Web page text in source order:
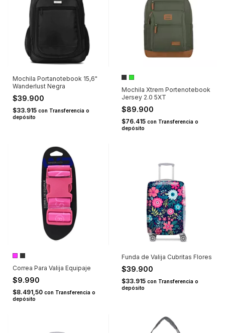
Mochila Portanotebook 15,6"
Wanderlust Negra
$39.900
$33.915 con Transferencia o
depósito
Mochila Xtrem Portenotebook
Jersey 2.0 5XT
$89.900
$76.415 con Transferencia o
depósito
Correa Para Valija Equipaje
$9.990
$8.491,50 con Transferencia o
depósito
Funda de Valija Cubritas Flores
$39.900
$33.915 con Transferencia o
depósito